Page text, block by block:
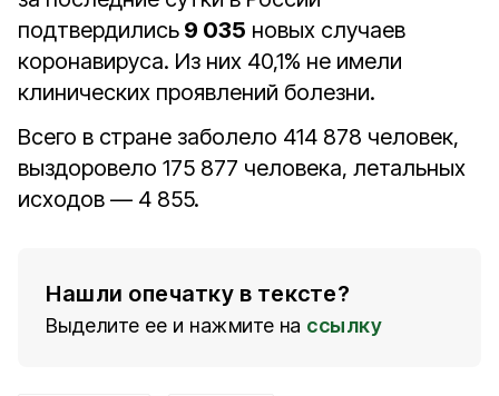
подтвердились 9 035 новых случаев
коронавируса. Из них 40,1% не имели
клинических проявлений болезни.
Всего в стране заболело 414 878 человек,
выздоровело 175 877 человека, летальных
исходов — 4 855.
Нашли опечатку в тексте?
Выделите ее и нажмите на ссылку